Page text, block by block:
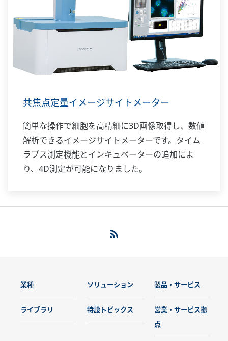
共焦点定量イメージサイトメーター
簡単な操作で細胞を高精細に3D画像取得し、数値
解析できるイメージサイトメーターです。タイム
ラプス測定機能とインキュベーターの追加によ
り、4D測定が可能になりました。
業種 ソリューション 製品・サービス
ライブラリ 特設トピックス
営業・サービス拠
点